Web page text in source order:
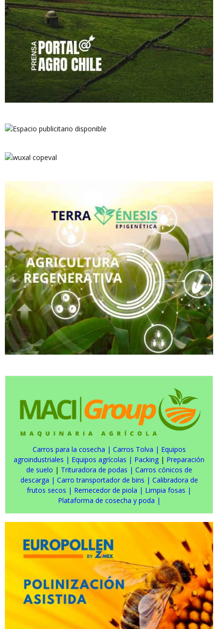
Carros para la cosecha | Carros Tolva | Equipos
agroindustriales | Equipos agrícolas | Packing | Preparación
de suelo | Trituradora de podas | Carros cónicos de
descarga | Carro transportador de bins | Calibradora de
frutos secos | Remecedor de piola | Limpia fosas |
Plataforma de cosecha y poda |